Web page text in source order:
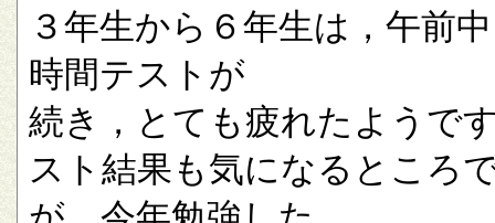
３年生から６年生は，午前
時間テストが
続き，とても疲れたようで
スト結果も気になるところ